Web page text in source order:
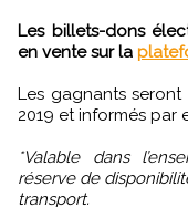
Les billets-dons
en vente sur la
Les gagnants seront
2019 et informés par
*Valable dans
réserve de
transport.